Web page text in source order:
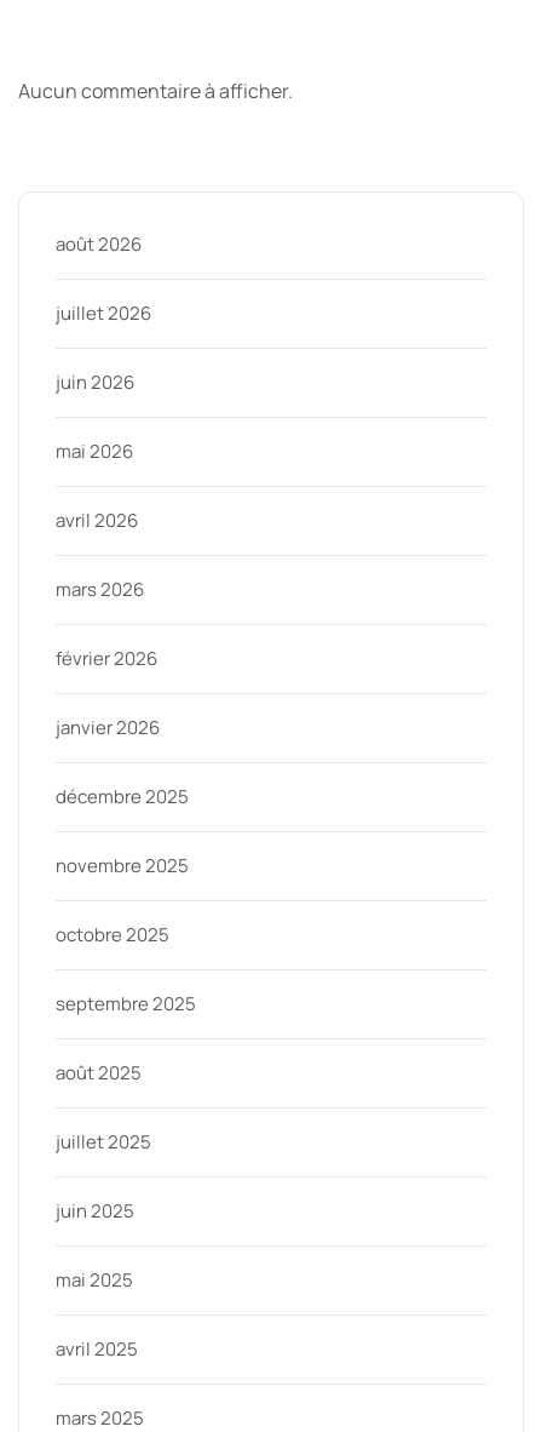
Aucun commentaire à afficher.
août 2026
juillet 2026
juin 2026
mai 2026
avril 2026
mars 2026
février 2026
janvier 2026
décembre 2025
novembre 2025
octobre 2025
septembre 2025
août 2025
juillet 2025
juin 2025
mai 2025
avril 2025
mars 2025